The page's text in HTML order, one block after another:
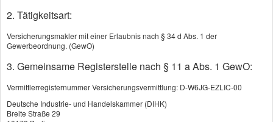
Berufsunfähigkeitsversicherung
Grundfähigkeitsversicherung
Unfallversicherung
Berufsunfähigkeitsversicherung
Absicherung gegen den
2. Tätigkeitsart:
Versicherungsmakler mit einer Erlaubnis nach § 34 d Abs. 1 der
Gewerbeordnung. (GewO)
3. Gemeinsame Registerstelle nach § 11 a Abs. 1 GewO:
Vermittlerregisternummer Versicherungsvermittlung: D-W6JG-EZLIC-00
Deutsche Industrie- und Handelskammer (DIHK)
Breite Straße 29